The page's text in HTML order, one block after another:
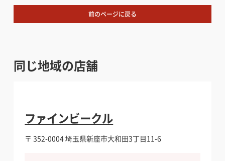
前のページに戻る
同じ地域の店舗
ファインビークル
〒 352-0004埼玉県新座市大和田3丁目11-6